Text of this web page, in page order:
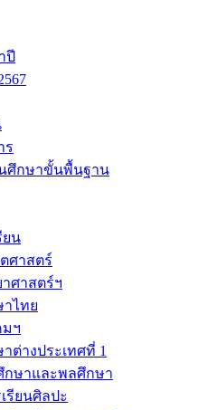
ปี
ร
ศึกษาขั้นพื้นฐาน
ยน
ศาสตร์
ศาสตร์ฯ
ไทย
ฯ
ต่างประเทศที่ 1
ษาและพลศึกษา
รียนศิลปะ